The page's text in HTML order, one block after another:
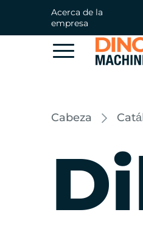
Acerca de la
empresa
Cabeza